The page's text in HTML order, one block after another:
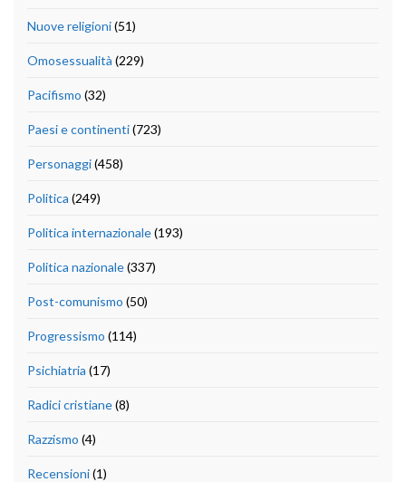
Nuove religioni(51)
Omosessualità (229)
Pacifismo (32)
Paesi e continenti(723)
Personaggi(458)
Politica (249)
Politica internazionale(193)
Politica nazionale(337)
Post-comunismo (50)
Progressismo (114)
Psichiatria (17)
Radici cristiane(8)
Razzismo (4)
Recensioni(1)